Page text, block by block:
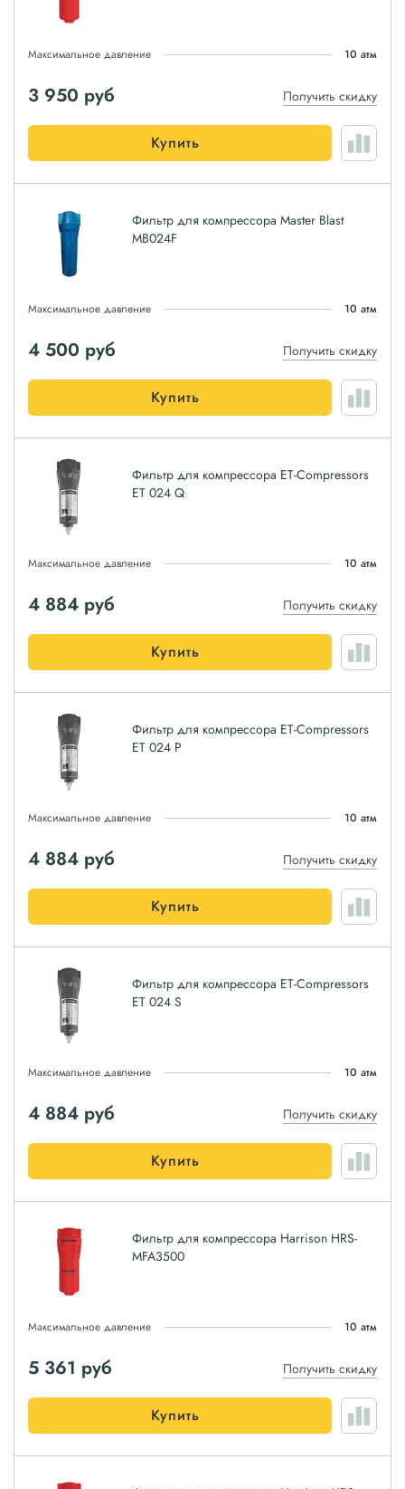
Максимальное давление 10 атм
3 950 руб Получить скидку
Купить
Фильтр для компрессора Master Blast
MB024F
Максимальное давление 10 атм
4 500 руб Получить скидку
Купить
Фильтр для компрессора ET-Compressors
ET 024 Q
Максимальное давление 10 атм
4 884 руб Получить скидку
Купить
Фильтр для компрессора ET-Compressors
ET 024 P
Максимальное давление 10 атм
4 884 руб Получить скидку
Купить
Фильтр для компрессора ET-Compressors
ET 024 S
Максимальное давление 10 атм
4 884 руб Получить скидку
Купить
Фильтр для компрессора Harrison HRS-
MFA3500
Максимальное давление 10 атм
5 361 руб Получить скидку
Купить